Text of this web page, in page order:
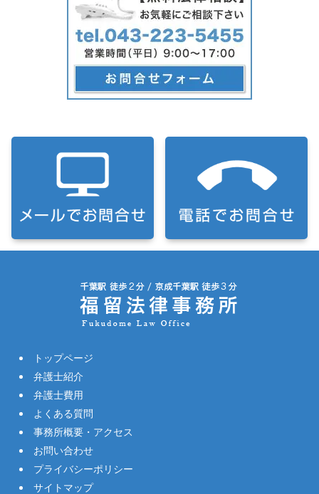
トップページ
弁護士紹介
弁護士費用
よくある質問
事務所概要・アクセス
お問い合わせ
プライバシーポリシー
サイトマップ